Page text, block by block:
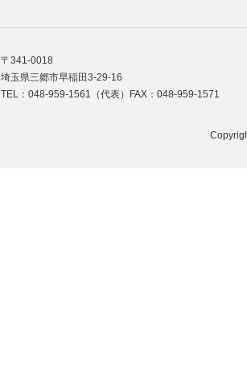
〒341-0018
埼玉県三郷市早稲田3-29-16
TEL：048-959-1561（代表）FAX：048-959-1571